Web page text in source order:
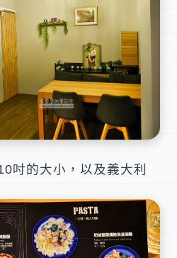
吋的大小，以及義大利